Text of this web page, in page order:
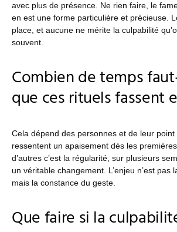
avec plus de présence. Ne rien faire, le
en est une forme particulière et précieuse.
place, et aucune ne mérite la culpabilité
souvent.
Combien de temps
que ces rituels fassent
Cela dépend des personnes et de leur
ressentent un apaisement dès les
d’autres c’est la régularité, sur plusieurs
un véritable changement. L’enjeu n’est pas
mais la constance du geste.
Que faire si la